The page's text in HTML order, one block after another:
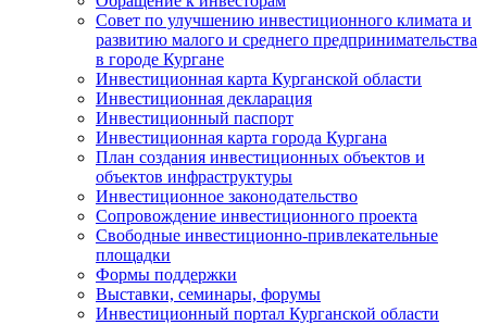
Совет по улучшению инвестиционного климата и
развитию малого и среднего предпринимательства
в городе Кургане
Инвестиционная карта Курганской области
Инвестиционная декларация
Инвестиционный паспорт
Инвестиционная карта города Кургана
План создания инвестиционных объектов и
объектов инфраструктуры
Инвестиционное законодательство
Сопровождение инвестиционного проекта
Свободные инвестиционно-привлекательные
площадки
Формы поддержки
Выставки, семинары, форумы
Инвестиционный портал Курганской области